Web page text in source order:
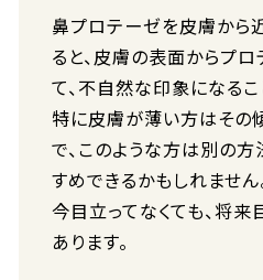
鼻プロテーゼを皮膚から
ると、皮膚の表面からプ
て、不自然な印象になるこ
特に皮膚が薄い方はその
で、このような方は別の
すめできるかもしれません
今目立ってなくても、将来
あります。